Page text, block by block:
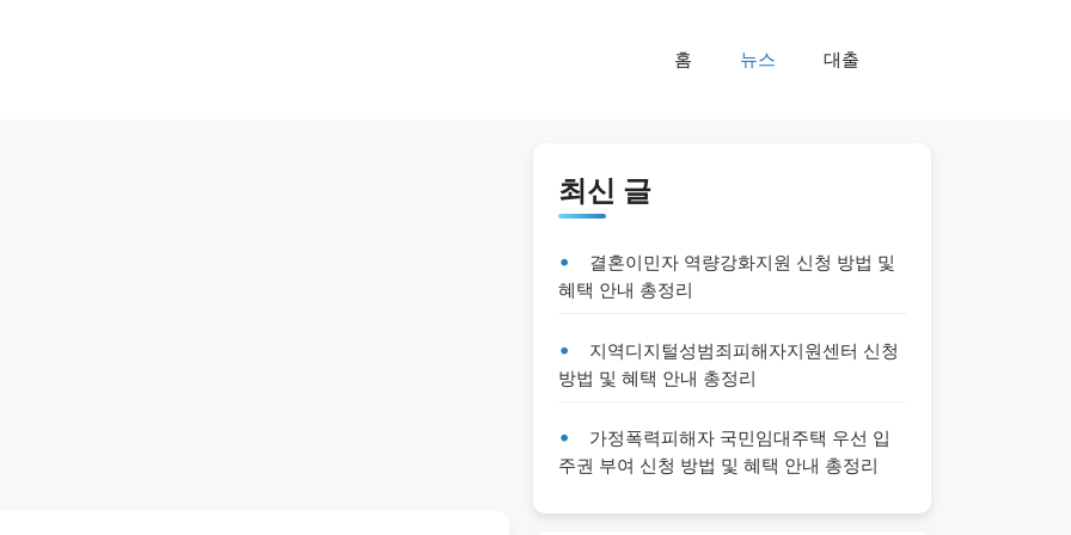
홈 뉴스 대출
최신 글
결혼이민자 역량강화지원 신청 방법 및
혜택 안내 총정리
지역디지털성범죄피해자지원센터 신청
방법 및 혜택 안내 총정리
가정폭력피해자 국민임대주택 우선 입
주권 부여 신청 방법 및 혜택 안내 총정리